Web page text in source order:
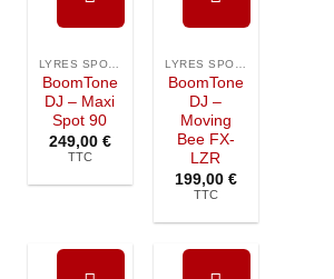
la liste de
souhaits
BoomTone
DJ – Maxi
Spot 90
249,00 €
TTC
la liste de
souhaits
BoomTone
DJ –
Moving
Bee FX-
LZR
199,00 €
TTC